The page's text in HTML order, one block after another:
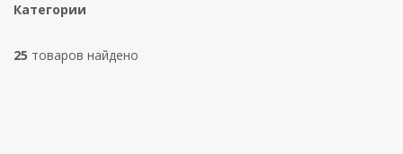
Категории
25 товаров найдено